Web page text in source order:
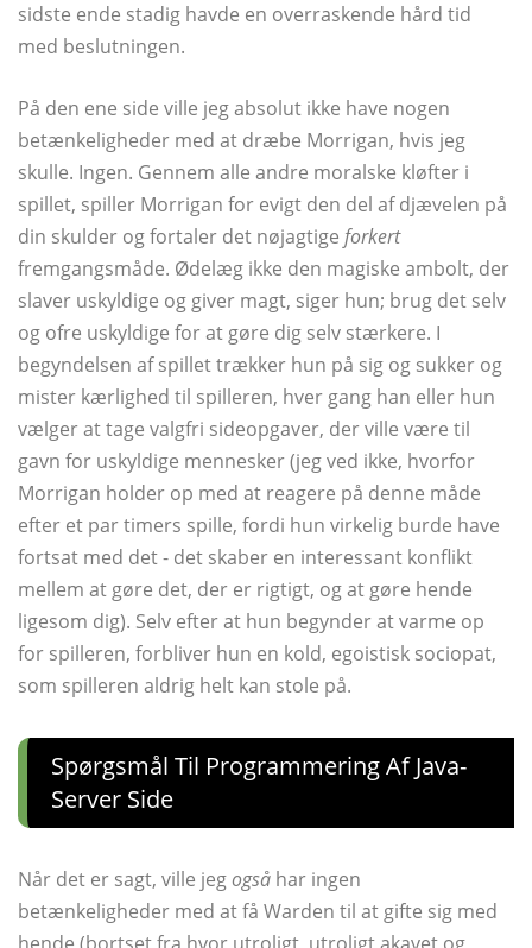
sidste ende stadig havde en overraskende hård tid
med beslutningen.
På den ene side ville jeg absolut ikke have nogen
betænkeligheder med at dræbe Morrigan, hvis jeg
skulle. Ingen. Gennem alle andre moralske kløfter i
spillet, spiller Morrigan for evigt den del af djævelen på
din skulder og fortaler det nøjagtige forkert
fremgangsmåde. Ødelæg ikke den magiske ambolt, der
slaver uskyldige og giver magt, siger hun; brug det selv
og ofre uskyldige for at gøre dig selv stærkere. I
begyndelsen af ​​spillet trækker hun på sig og sukker og
mister kærlighed til spilleren, hver gang han eller hun
vælger at tage valgfri sideopgaver, der ville være til
gavn for uskyldige mennesker (jeg ved ikke, hvorfor
Morrigan holder op med at reagere på denne måde
efter et par timers spille, fordi hun virkelig burde have
fortsat med det - det skaber en interessant konflikt
mellem at gøre det, der er rigtigt, og at gøre hende
ligesom dig). Selv efter at hun begynder at varme op
for spilleren, forbliver hun en kold, egoistisk sociopat,
som spilleren aldrig helt kan stole på.
Spørgsmål Til Programmering Af Java-
Server Side
Når det er sagt, ville jegogså har ingen
betænkeligheder med at få Warden til at gifte sig med